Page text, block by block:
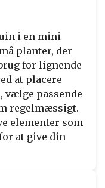
i en mini
planter, der
for lignende
at placere
vælge passende
regelmæssigt.
elementer som
at give din